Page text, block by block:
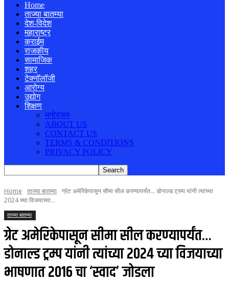
Home
ताज्या बातम्या
देश-विदेश
महाराष्ट्र
क्राईम
राजकीय
सामाजिक
शहर
टेक्नॉलॉजी
आरोग्य
उद्योग
शिक्षण
मनोरंजन
ABOUT US
CONTACT US
TERMS & CONDITIONS
PRIVACY POLICY
Home ताज्या बातम्या ग्रेट अमेरिकेपासून सीमा सील करण्यापर्यंत... डोनाल्ड ट्रम्प यांनी त्यांच्या
2024 च्या विजयाच्या...
ताज्या बातम्या
ग्रेट अमेरिकेपासून सीमा सील करण्यापर्यंत…
डोनाल्ड ट्रम्प यांनी त्यांच्या 2024 च्या विजयाच्या
भाषणात 2016 चा ‘स्वाद’ जोडला